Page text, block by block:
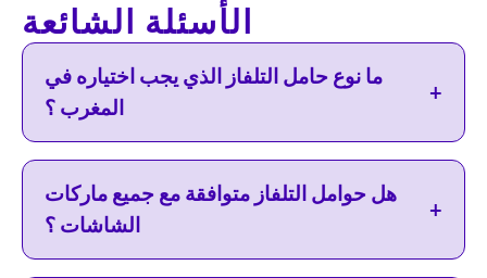
الأسئلة الشائعة
ما نوع حامل التلفاز الذي يجب اختياره في
المغرب ؟
+
هل حوامل التلفاز متوافقة مع جميع ماركات
الشاشات ؟
+